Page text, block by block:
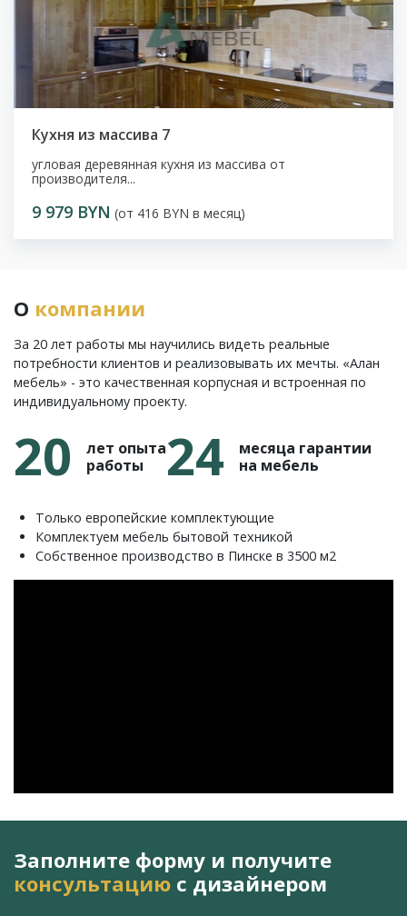
Кухня из массива 7
угловая деревянная кухня из массива от
производителя...
9 979 BYN (от 416 BYN в месяц)
О компании
За 20 лет работы мы научились видеть реальные
потребности клиентов и реализовывать их мечты. «Алан
мебель» - это качественная корпусная и встроенная по
индивидуальному проекту.
20
лет опыта
работы
24
месяца гарантии
на мебель
Только европейские комплектующие
Комплектуем мебель бытовой техникой
Собственное производство в Пинске в 3500 м2
Заполните форму и получите
консультацию с дизайнером